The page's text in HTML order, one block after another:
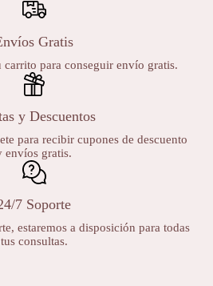
Gratis
para conseguir envío gratis.
y Descuentos
para recibir cupones de descuento
envíos gratis.
7 Soporte
estaremos a disposición para todas
tus consultas.